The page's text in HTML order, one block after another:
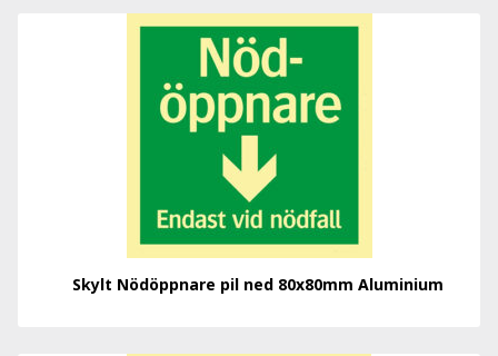
Skylt Nödöppnare pil ned 80x80mm Aluminium